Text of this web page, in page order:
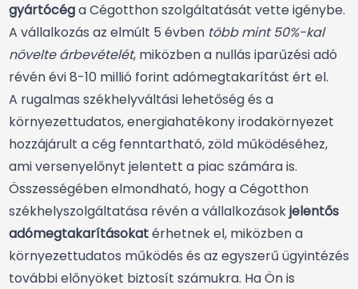
gyártócéga Cégotthon szolgáltatását vette igénybe.
A vállalkozás az elmúlt 5 évben több mint 50%-kal
növelte árbevételét, miközben a nullás iparűzési adó
révén évi 8-10 millió forint adómegtakarítást ért el.
A rugalmas székhelyváltási lehetőség és a
környezettudatos, energiahatékony irodakörnyezet
hozzájárult a cég fenntartható, zöld működéséhez,
ami versenyelőnyt jelentett a piac számára is.
Összességében elmondható, hogy a Cégotthon
székhelyszolgáltatása révén a vállalkozásokjelentős
adómegtakarításokatérhetnek el, miközben a
környezettudatos működés és az egyszerű ügyintézés
további előnyöket biztosít számukra. Ha Ön is